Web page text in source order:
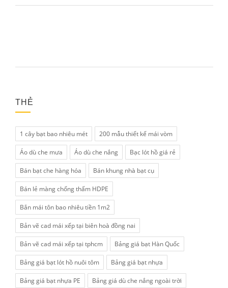
THẺ
1 cây bạt bao nhiêu mét 200 mẫu thiết kế mái vòm
Áo dù che mưa Áo dù che nắng Bạc lót hồ giá rẻ
Bán bạt che hàng hóa Bán khung nhà bạt cụ
Bán lẻ màng chống thấm HDPE
Bắn mái tôn bao nhiêu tiền 1m2
Bản vẽ cad mái xếp tại biên hoà đồng nai
Bản vẽ cad mái xếp tại tphcm Bảng giá bạt Hàn Quốc
Bảng giá bạt lót hồ nuôi tôm Bảng giá bạt nhựa
Bảng giá bạt nhựa PE Bảng giá dù che nắng ngoài trời